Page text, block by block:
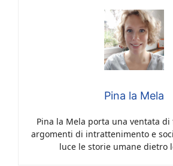
Pina la Mela
Pina la Mela porta una ventata di
argomenti di intrattenimento e
luce le storie umane dietro